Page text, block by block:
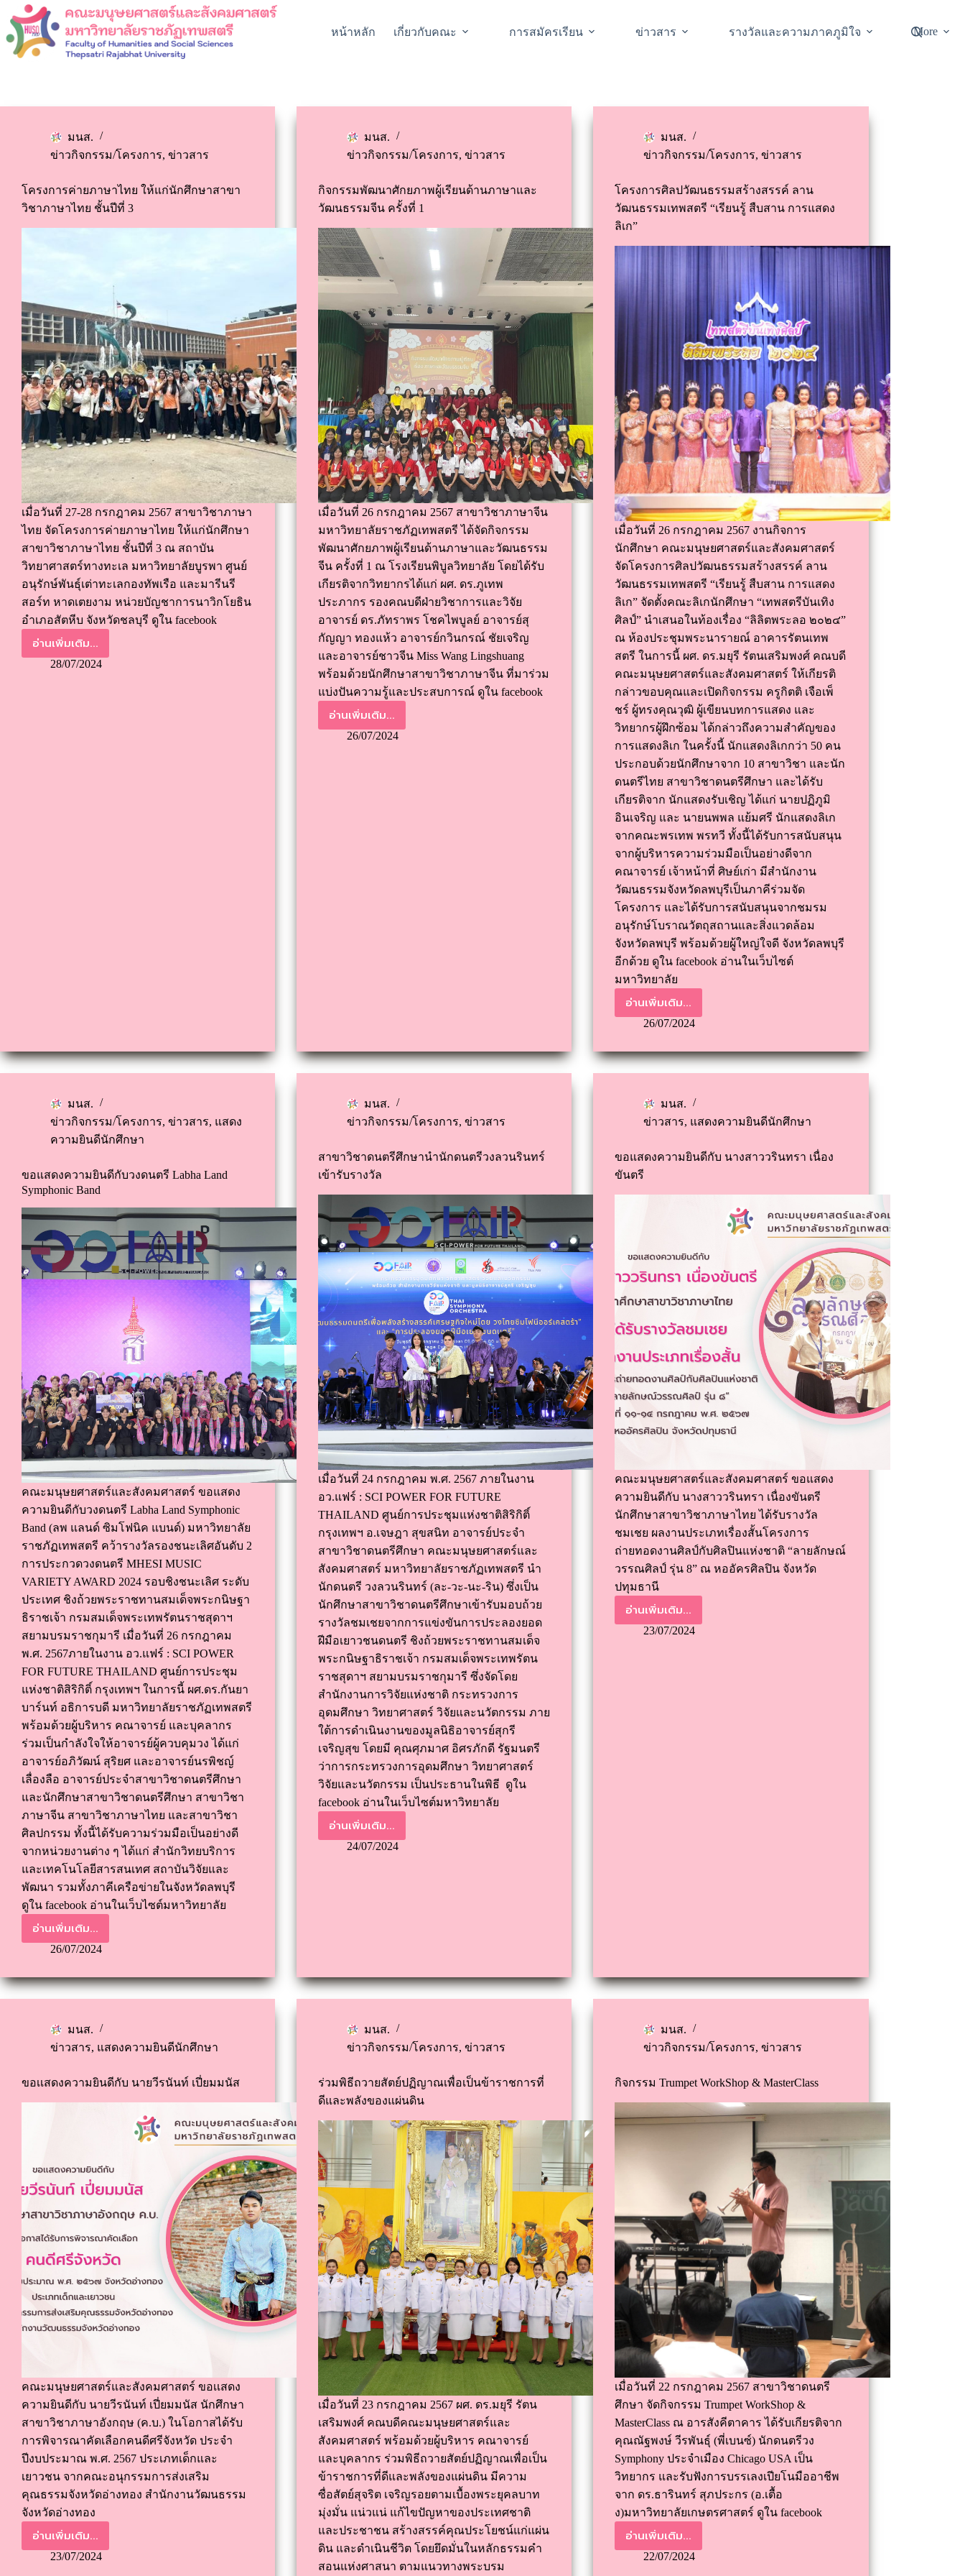
หน้าหลัก เกี่ยวกับคณะ การสมัครเรียน ข่าวสาร รางวัลและความภาคภูมิใจ More
มนส.
ข่าวกิจกรรม/โครงการ, ข่าวสาร
โครงการค่ายภาษาไทย ให้แก่นักศึกษาสาขา
วิชาภาษาไทย ชั้นปีที่ 3
เมื่อวันที่ 27-28 กรกฎาคม 2567 สาขาวิชาภาษา
ไทย จัดโครงการค่ายภาษาไทย ให้แก่นักศึกษา
สาขาวิชาภาษาไทย ชั้นปีที่ 3 ณ สถาบัน
วิทยาศาสตร์ทางทะเล มหาวิทยาลัยบูรพา ศูนย์
อนุรักษ์พันธุ์เต่าทะเลกองทัพเรือ และมารีนรี
สอร์ท หาดเตยงาม หน่วยบัญชาการนาวิกโยธิน
อำเภอสัตหีบ จังหวัดชลบุรี ดูใน facebook
อ่านเพิ่มเติม...
28/07/2024
มนส.
ข่าวกิจกรรม/โครงการ,ข่าวสาร
กิจกรรมพัฒนาศักยภาพผู้เรียนด้านภาษาและ
วัฒนธรรมจีน ครั้งที่ 1
เมื่อวันที่ 26 กรกฎาคม 2567 สาขาวิชาภาษาจีน
มหาวิทยาลัยราชภัฏเทพสตรี ได้จัดกิจกรรม
พัฒนาศักยภาพผู้เรียนด้านภาษาและวัฒนธรรม
จีน ครั้งที่ 1 ณ โรงเรียนพิบูลวิทยาลัย โดยได้รับ
เกียรติจากวิทยากรได้แก่ ผศ. ดร.ภูเทพ
ประภากร รองคณบดีฝ่ายวิชาการและวิจัย
อาจารย์ ดร.ภัทราพร โชคไพบูลย์ อาจารย์สุ
กัญญา ทองแห้ว อาจารย์กวินกรณ์ ชัยเจริญ
และอาจารย์ชาวจีน Miss Wang Lingshuang
พร้อมด้วยนักศึกษาสาขาวิชาภาษาจีน ที่มาร่วม
แบ่งปันความรู้และประสบการณ์ ดูใน facebook
อ่านเพิ่มเติม...
26/07/2024
มนส.
ข่าวกิจกรรม/โครงการ,ข่าวสาร
โครงการศิลปวัฒนธรรมสร้างสรรค์ ลาน
วัฒนธรรมเทพสตรี “เรียนรู้ สืบสาน การแสดง
ลิเก”
เมื่อวันที่ 26 กรกฎาคม 2567 งานกิจการ
นักศึกษา คณะมนุษยศาสตร์และสังคมศาสตร์
จัดโครงการศิลปวัฒนธรรมสร้างสรรค์ ลาน
วัฒนธรรมเทพสตรี “เรียนรู้ สืบสาน การแสดง
ลิเก” จัดตั้งคณะลิเกนักศึกษา “เทพสตรีบันเทิง
ศิลป์” นำเสนอในท้องเรื่อง “ลิลิตพระลอ ๒๐๒๔”
ณ ห้องประชุมพระนารายณ์ อาคารรัตนเทพ
สตรี ในการนี้ ผศ. ดร.มยุรี รัตนเสริมพงศ์ คณบดี
คณะมนุษยศาสตร์และสังคมศาสตร์ ให้เกียรติ
กล่าวขอบคุณและเปิดกิจกรรม ครูกิตติ เจือเพ็
ชร์ ผู้ทรงคุณวุฒิ ผู้เขียนบทการแสดง และ
วิทยากรผู้ฝึกซ้อม ได้กล่าวถึงความสำคัญของ
การแสดงลิเก ในครั้งนี้ นักแสดงลิเกกว่า 50 คน
ประกอบด้วยนักศึกษาจาก 10 สาขาวิชา และนัก
ดนตรีไทย สาขาวิชาดนตรีศึกษา และได้รับ
เกียรติจาก นักแสดงรับเชิญ ได้แก่ นายปฏิภูมิ
อินเจริญ และ นายนพพล แย้มศรี นักแสดงลิเก
จากคณะพรเทพ พรทวี ทั้งนี้ได้รับการสนับสนุน
จากผู้บริหารความร่วมมือเป็นอย่างดีจาก
คณาจารย์ เจ้าหน้าที่ ศิษย์เก่า มีสำนักงาน
วัฒนธรรมจังหวัดลพบุรีเป็นภาคีร่วมจัด
โครงการ และได้รับการสนับสนุนจากชมรม
อนุรักษ์โบราณวัตถุสถานและสิ่งแวดล้อม
จังหวัดลพบุรี พร้อมด้วยผู้ใหญ่ใจดี จังหวัดลพบุรี
อีกด้วย ดูใน facebook อ่านในเว็บไซต์
มหาวิทยาลัย
อ่านเพิ่มเติม...
26/07/2024
มนส.
ข่าวกิจกรรม/โครงการ, ข่าวสาร, แสดง
ความยินดีนักศึกษา
ขอแสดงความยินดีกับวงดนตรี Labha Land
Symphonic Band
คณะมนุษยศาสตร์และสังคมศาสตร์ ขอแสดง
ความยินดีกับวงดนตรี Labha Land Symphonic
Band (ลพ แลนด์ ซิมโฟนิค แบนด์) มหาวิทยาลัย
ราชภัฏเทพสตรี คว้ารางวัลรองชนะเลิศอันดับ 2
การประกวดวงดนตรี MHESI MUSIC
VARIETY AWARD 2024 รอบชิงชนะเลิศ ระดับ
ประเทศ ชิงถ้วยพระราชทานสมเด็จพระกนิษฐา
ธิราชเจ้า กรมสมเด็จพระเทพรัตนราชสุดาฯ
สยามบรมราชกุมารี เมื่อวันที่ 26 กรกฎาคม
พ.ศ. 2567ภายในงาน อว.แฟร์ : SCI POWER
FOR FUTURE THAILAND ศูนย์การประชุม
แห่งชาติสิริกิติ์ กรุงเทพฯ ในการนี้ ผศ.ดร.กันยา
บาร์นท์ อธิการบดี มหาวิทยาลัยราชภัฏเทพสตรี
พร้อมด้วยผู้บริหาร คณาจารย์ และบุคลากร
ร่วมเป็นกำลังใจให้อาจารย์ผู้ควบคุมวง ได้แก่
อาจารย์อภิวัฒน์ สุริยศ และอาจารย์นรพิชญ์
เลื่องลือ อาจารย์ประจำสาขาวิชาดนตรีศึกษา
และนักศึกษาสาขาวิชาดนตรีศึกษา สาขาวิชา
ภาษาจีน สาขาวิชาภาษาไทย และสาขาวิชา
ศิลปกรรม ทั้งนี้ได้รับความร่วมมือเป็นอย่างดี
จากหน่วยงานต่าง ๆ ได้แก่ สำนักวิทยบริการ
และเทคโนโลยีสารสนเทศ สถาบันวิจัยและ
พัฒนา รวมทั้งภาคีเครือข่ายในจังหวัดลพบุรี
ดูใน facebook อ่านในเว็บไซต์มหาวิทยาลัย
อ่านเพิ่มเติม...
26/07/2024
มนส.
ข่าวกิจกรรม/โครงการ,ข่าวสาร
สาขาวิชาดนตรีศึกษานำนักดนตรีวงลวนรินทร์
เข้ารับรางวัล
เมื่อวันที่ 24 กรกฎาคม พ.ศ. 2567 ภายในงาน
อว.แฟร์ : SCI POWER FOR FUTURE
THAILAND ศูนย์การประชุมแห่งชาติสิริกิติ์
กรุงเทพฯ อ.เจษฎา สุขสนิท อาจารย์ประจำ
สาขาวิชาดนตรีศึกษา คณะมนุษยศาสตร์และ
สังคมศาสตร์ มหาวิทยาลัยราชภัฏเทพสตรี นำ
นักดนตรี วงลวนรินทร์ (ละ-วะ-นะ-ริน) ซึ่งเป็น
นักศึกษาสาขาวิชาดนตรีศึกษาเข้ารับมอบถ้วย
รางวัลชมเชยจากการแข่งขันการประลองยอด
ฝีมือเยาวชนดนตรี ชิงถ้วยพระราชทานสมเด็จ
พระกนิษฐาธิราชเจ้า กรมสมเด็จพระเทพรัตน
ราชสุดาฯ สยามบรมราชกุมารี ซึ่งจัดโดย
สำนักงานการวิจัยแห่งชาติ กระทรวงการ
อุดมศึกษา วิทยาศาสตร์ วิจัยและนวัตกรรม ภาย
ใต้การดำเนินงานของมูลนิธิอาจารย์สุกรี
เจริญสุข โดยมี คุณศุภมาศ อิศรภักดี รัฐมนตรี
ว่าการกระทรวงการอุดมศึกษา วิทยาศาสตร์
วิจัยและนวัตกรรม เป็นประธานในพิธี ดูใน
facebook อ่านในเว็บไซต์มหาวิทยาลัย
อ่านเพิ่มเติม...
24/07/2024
มนส.
ข่าวสาร, แสดงความยินดีนักศึกษา
ขอแสดงความยินดีกับ นางสาววรินทรา เนื่อง
ขันตรี
คณะมนุษยศาสตร์และสังคมศาสตร์ ขอแสดง
ความยินดีกับ นางสาววรินทรา เนื่องขันตรี
นักศึกษาสาขาวิชาภาษาไทย ได้รับรางวัล
ชมเชย ผลงานประเภทเรื่องสั้นโครงการ
ถ่ายทอดงานศิลป์กับศิลปินแห่งชาติ “ลายลักษณ์
วรรณศิลป์ รุ่น 8” ณ หออัครศิลปิน จังหวัด
ปทุมธานี
อ่านเพิ่มเติม...
23/07/2024
มนส.
ข่าวสาร, แสดงความยินดีนักศึกษา
ขอเเสดงความยินดีกับ นายวีรนันท์ เปี่ยมมนัส
คณะมนุษยศาสตร์และสังคมศาสตร์ ขอเเสดง
ความยินดีกับ นายวีรนันท์ เปี่ยมมนัส นักศึกษา
สาขาวิชาภาษาอังกฤษ (ค.บ.) ในโอกาสได้รับ
การพิจารณาคัดเลือกคนดีศรีจังหวัด ประจำ
ปีงบประมาณ พ.ศ. 2567 ประเภทเด็กและ
เยาวชน จากคณะอนุกรรมการส่งเสริม
คุณธรรมจังหวัดอ่างทอง สำนักงานวัฒนธรรม
จังหวัดอ่างทอง
อ่านเพิ่มเติม...
23/07/2024
มนส.
ข่าวกิจกรรม/โครงการ,ข่าวสาร
ร่วมพิธีถวายสัตย์ปฏิญาณเพื่อเป็นข้าราชการที่
ดีและพลังของแผ่นดิน
เมื่อวันที่ 23 กรกฎาคม 2567 ผศ. ดร.มยุรี รัตน
เสริมพงศ์ คณบดีคณะมนุษยศาสตร์และ
สังคมศาสตร์ พร้อมด้วยผู้บริหาร คณาจารย์
และบุคลากร ร่วมพิธีถวายสัตย์ปฏิญาณเพื่อเป็น
ข้าราชการที่ดีและพลังของแผ่นดิน มีความ
ซื่อสัตย์สุจริต เจริญรอยตามเบื้องพระยุคลบาท
มุ่งมั่น แน่วแน่ แก้ไขปัญหาของประเทศชาติ
และประชาชน สร้างสรรค์คุณประโยชน์แก่แผ่น
ดิน และดำเนินชีวิต โดยยึดมั่นในหลักธรรมคำ
สอนแห่งศาสนา ตามแนวทางพระบรม
มนส.
ข่าวกิจกรรม/โครงการ,ข่าวสาร
กิจกรรม Trumpet WorkShop & MasterClass
เมื่อวันที่ 22 กรกฎาคม 2567 สาขาวิชาดนตรี
ศึกษา จัดกิจกรรม Trumpet WorkShop &
MasterClass ณ อารสังคีตาคาร ได้รับเกียรติจาก
คุณณัฐพงษ์ วีรพันธ์ุ (พี่เบนซ์) นักดนตรีวง
Symphony ประจำเมือง Chicago USA เป็น
วิทยากร และรับฟังการบรรเลงเปียโนมืออาชีพ
จาก ดร.ธารินทร์ สุภประกร (อ.เตื้อ
ง)มหาวิทยาลัยเกษตรศาสตร์ ดูใน facebook
อ่านเพิ่มเติม...
22/07/2024